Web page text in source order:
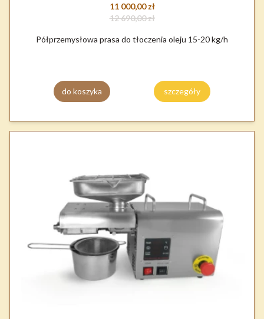
11 000,00 zł
12 690,00 zł
Półprzemysłowa prasa do tłoczenia oleju 15-20 kg/h
do koszyka szczegóły